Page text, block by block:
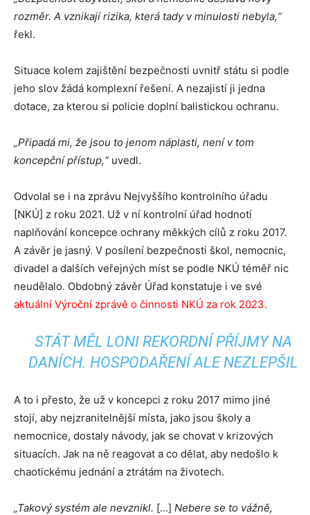
rozměr. A vznikají rizika, která tady v minulosti nebyla,“
řekl.
Situace kolem zajištění bezpečnosti uvnitř státu si podle
jeho slov žádá komplexní řešení. A nezajistí ji jedna
dotace, za kterou si policie doplní balistickou ochranu.
„Připadá mi, že jsou to jenom náplasti, není v tom
koncepční přístup,“ uvedl.
Odvolal se i na zprávu Nejvyššího kontrolního úřadu
[NKÚ] z roku 2021. Už v ní kontrolní úřad hodnotí
naplňování koncepce ochrany měkkých cílů z roku 2017.
A závěr je jasný. V posílení bezpečnosti škol, nemocnic,
divadel a dalších veřejných míst se podle NKÚ téměř nic
neudělalo. Obdobný závěr Úřad konstatuje i ve své
aktuální Výroční zprávě o činnosti NKÚ za rok 2023.
STÁT MĚL LONI REKORDNÍ PŘÍJMY NA
DANÍCH. HOSPODAŘENÍ ALE NEZLEPŠIL
A to i přesto, že už v koncepci z roku 2017 mimo jiné
stojí, aby nejzranitelnější místa, jako jsou školy a
nemocnice, dostaly návody, jak se chovat v krizových
situacích. Jak na ně reagovat a co dělat, aby nedošlo k
chaotickému jednání a ztrátám na životech.
„Takový systém ale nevznikl. […] Nebere se to vážně,